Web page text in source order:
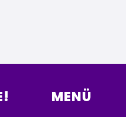
MENÜ